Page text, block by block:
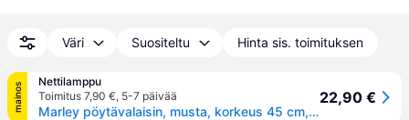
Väri Suositeltu Hinta sis. toimituksen
mainos
Nettilamppu
Toimitus 7,90 €, 5-7 päivää
Marley pöytävalaisin, musta, korkeus 45 cm, metallia - musta matta
22,90 €